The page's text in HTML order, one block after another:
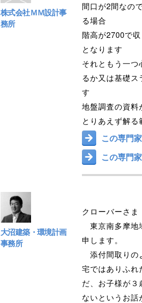
株式会社ＭＭ設計事
務所
間口が2間なの
る場合
階高が2700で
となります
それともう一
るか又は基礎
す
地盤調査の資料
とりあえず解
この専門
この専門
大沼建築・環境計画
事務所
クローバーさま
東京南多摩地
申します。
添付間取りの
宅ではありふれ
だ、お子様が
ないというお話